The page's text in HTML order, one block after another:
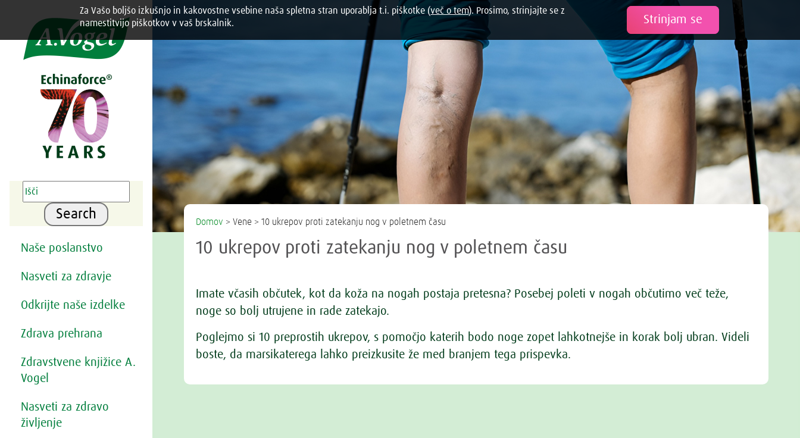

Search
Naše poslanstvo
Nasveti za zdravje
Odkrijte naše izdelke
Zdrava prehrana
Zdravstvene knjižice A.
Vogel
Nasveti za zdravo
življenje
Domov > Vene > 10 ukrepov proti zatekanju nog v poletnem času
10 ukrepov proti zatekanju nog v poletnem času
Imate včasih občutek, kot da koža na nogah postaja pretesna? Posebej poleti v nogah občutimo več teže,
noge so bolj utrujene in rade zatekajo.
Poglejmo si 10 preprostih ukrepov, s pomočjo katerih bodo noge zopet lahkotnejše in korak bolj ubran. Videli
boste, da marsikaterega lahko preizkusite že med branjem tega prispevka.
Strinjam se
Za Vašo boljšo izkušnjo in kakovostne vsebine naša spletna stran uporablja t.i. piškotke (več o tem). Prosimo, strinjajte se z
namestitvijo piškotkov v vaš brskalnik.
Share this selection Tweet